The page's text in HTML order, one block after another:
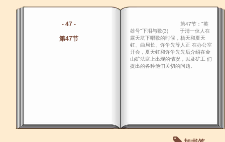
- 47 -
第47节
第47节："英
雄号"下泪与歌(3) 于清一伙人在
露天坑下唱歌的时候，杨天和夏天
虹、曲局长、许争先等人正 在办公室
开会，夏天虹和许争先先后介绍在金
山矿法庭上出现的情况，以及矿工 们
提出的各种他们关切的问题。